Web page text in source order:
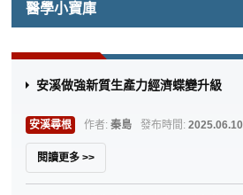
醫學小寶庫
安溪做強新質生產力經濟蝶變升級
安溪尋根 作者: 秦島 發布時間: 2025.06.10
閱讀更多 >>